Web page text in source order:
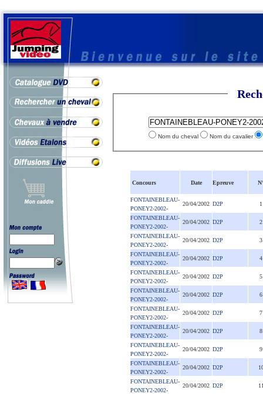
Nom du cheval Nom du cavalier
Concours Date Epreuve
FONTAINEBLEAU-
PONEY2-2002-
20/04/2002 D2P 1
FONTAINEBLEAU-
PONEY2-2002-
20/04/2002 D2P 2
FONTAINEBLEAU-
PONEY2-2002-
20/04/2002 D2P 3
FONTAINEBLEAU-
PONEY2-2002-
20/04/2002 D2P 4
FONTAINEBLEAU-
PONEY2-2002-
20/04/2002 D2P 5
FONTAINEBLEAU-
PONEY2-2002-
20/04/2002 D2P 6
FONTAINEBLEAU-
PONEY2-2002-
20/04/2002 D2P 7
FONTAINEBLEAU-
PONEY2-2002-
20/04/2002 D2P 8
FONTAINEBLEAU-
PONEY2-2002-
20/04/2002 D2P 9
FONTAINEBLEAU-
PONEY2-2002-
20/04/2002 D2P
FONTAINEBLEAU-
PONEY2-2002-
20/04/2002 D2P